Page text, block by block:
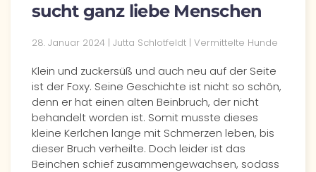
sucht ganz liebe Menschen
28. Januar 2024 | Jutta Schlotfeldt | Vermittelte Hunde
Klein und zuckersüß und auch neu auf der Seite
ist der Foxy. Seine Geschichte ist nicht so schön,
denn er hat einen alten Beinbruch, der nicht
behandelt worden ist. Somit musste dieses
kleine Kerlchen lange mit Schmerzen leben, bis
dieser Bruch verheilte. Doch leider ist das
Beinchen schief zusammengewachsen, sodass